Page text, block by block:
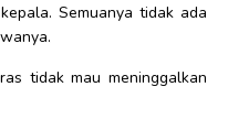
Semuanya tidak ada
tidak mau meninggalkan